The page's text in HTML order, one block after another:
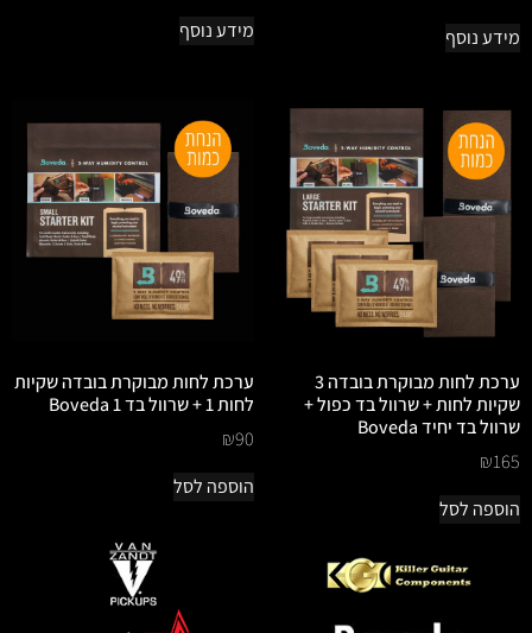
מידע נוסף
מידע נוסף
ערכת לחות מבוקרת בובדה 3
שקיות לחות + שרוול בד כפול +
שרוול בד יחיד Boveda
₪165
הוספה לסל
ערכת לחות מבוקרת בובדה שקיות
לחות 1 + שרוול בד 1 Boveda
₪90
הוספה לסל